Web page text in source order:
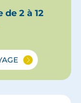
2 à 12